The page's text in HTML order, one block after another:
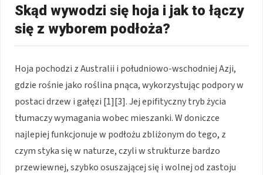
Skąd wywodzi się hoja i jak to łączy
się z wyborem podłoża?
Hoja pochodzi z Australii i południowo-wschodniej Azji,
gdzie rośnie jako roślina pnąca, wykorzystując podpory w
postaci drzew i gałęzi [1][3]. Jej epifityczny tryb życia
tłumaczy wymagania wobec mieszanki. W doniczce
najlepiej funkcjonuje w podłożu zbliżonym do tego, z
czym styka się w naturze, czyli w strukturze bardzo
przewiewnej, szybko osuszającej się i wolnej od zastoju